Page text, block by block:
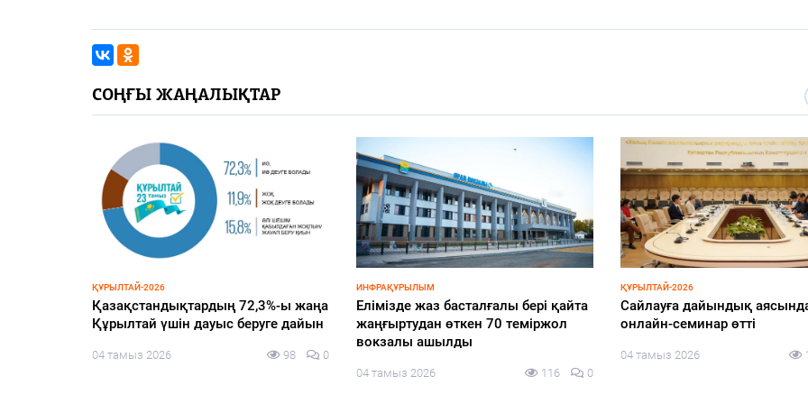
СОҢҒЫ ЖАҢАЛЫҚТАР
ЗАҢ ЖӘНЕ ТӘРТІП
Оралда азық-түлік дүкеніне
қарақшылық шабуыл жасаған
ҚҰРЫЛТАЙ-2026
Құрылтай – Қазақстанның саяси
жаңғыруының жаңа кезеңі
ҚҰРЫЛТАЙ-2026
ОСК Құрылтай сайлауына
дауыс беру бюллетенінің